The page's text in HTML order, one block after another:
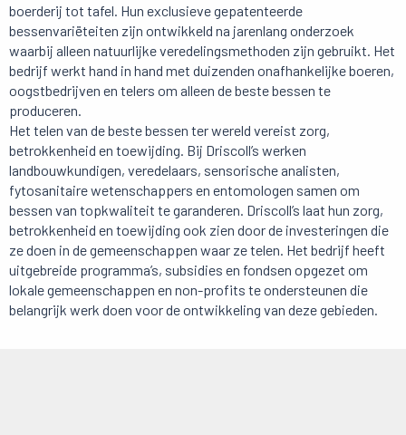
boerderij tot tafel. Hun exclusieve gepatenteerde
bessenvariëteiten zijn ontwikkeld na jarenlang onderzoek
waarbij alleen natuurlijke veredelingsmethoden zijn gebruikt. Het
bedrijf werkt hand in hand met duizenden onafhankelijke boeren,
oogstbedrijven en telers om alleen de beste bessen te
produceren.
Het telen van de beste bessen ter wereld vereist zorg,
betrokkenheid en toewijding. Bij Driscoll’s werken
landbouwkundigen, veredelaars, sensorische analisten,
fytosanitaire wetenschappers en entomologen samen om
bessen van topkwaliteit te garanderen. Driscoll’s laat hun zorg,
betrokkenheid en toewijding ook zien door de investeringen die
ze doen in de gemeenschappen waar ze telen. Het bedrijf heeft
uitgebreide programma’s, subsidies en fondsen opgezet om
lokale gemeenschappen en non-profits te ondersteunen die
belangrijk werk doen voor de ontwikkeling van deze gebieden.